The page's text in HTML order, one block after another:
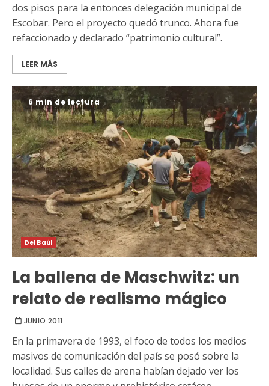
dos pisos para la entonces delegación municipal de
Escobar. Pero el proyecto quedó trunco. Ahora fue
refaccionado y declarado “patrimonio cultural”.
LEER MÁS
6 min de lectura
Del Baúl
La ballena de Maschwitz: un
relato de realismo mágico
JUNIO 2011
En la primavera de 1993, el foco de todos los medios
masivos de comunicación del país se posó sobre la
localidad. Sus calles de arena habían dejado ver los